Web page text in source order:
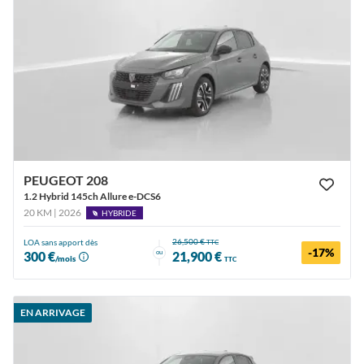
PEUGEOT 208
1.2 Hybrid 145ch Allure e-DCS6
20 KM | 2026
HYBRIDE
LOA sans apport dès
300 €/mois
ou
26,500 €TTC
21,900 € TTC -17%
EN ARRIVAGE